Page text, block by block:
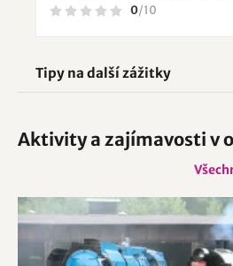
0/10
Tipy na další zážitky
Aktivity a zajímavosti v